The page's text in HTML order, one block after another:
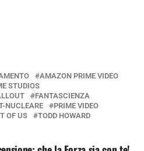
AMAZON PRIME VIDEO
STUDIOS
FANTASCIENZA
NUCLEARE
PRIME VIDEO
OF US TODD HOWARD